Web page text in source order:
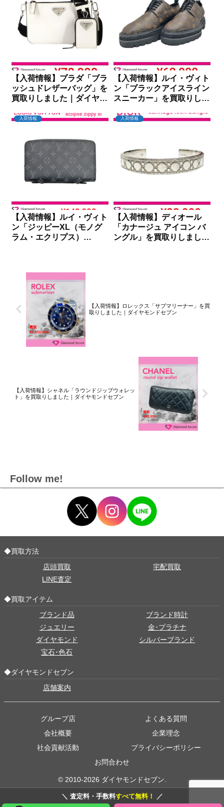
【入荷情報】プラダ「ブラ
ッシュドレザーバッグ」を
買取りしました｜ダイヤモ
【入荷情報】ルイ・ヴィト
ン「ブラックアイスライン
スニーカー」を買取りしま
入荷情報
【入荷情報】ルイ・ヴィト
ン「ジッピーXL（モノグ
ラム・エクリプス）
入荷情報
【入荷情報】ディオール
「カナージュ アイコン バ
ングル」を買取りしました
【入荷情報】ロレックス「サブマリーナー」を買
取りしました｜ダイヤモンドセブン
【入荷情報】シャネル「ラウンドジップウォレッ
ト」を買取りしました｜ダイヤモンドセブン
Follow me!
◆買取方法
店頭買取
宅配買取
LINE査定
◆買取アイテム
ブランド品
ブランド時計
ジュエリー
金･プラチナ
ダイヤモンド
シルバーブランド
宝石･色石
◆ダイヤモンドセブン
店舗案内
グループ店
よくある質問
会社概要
企業理念
社会貢献活動
プライバシーポリシー
お問合わせ
© 2010-2026 ダイヤモンドセブン.
＼ 査定料・手数料すべて無料！ ／